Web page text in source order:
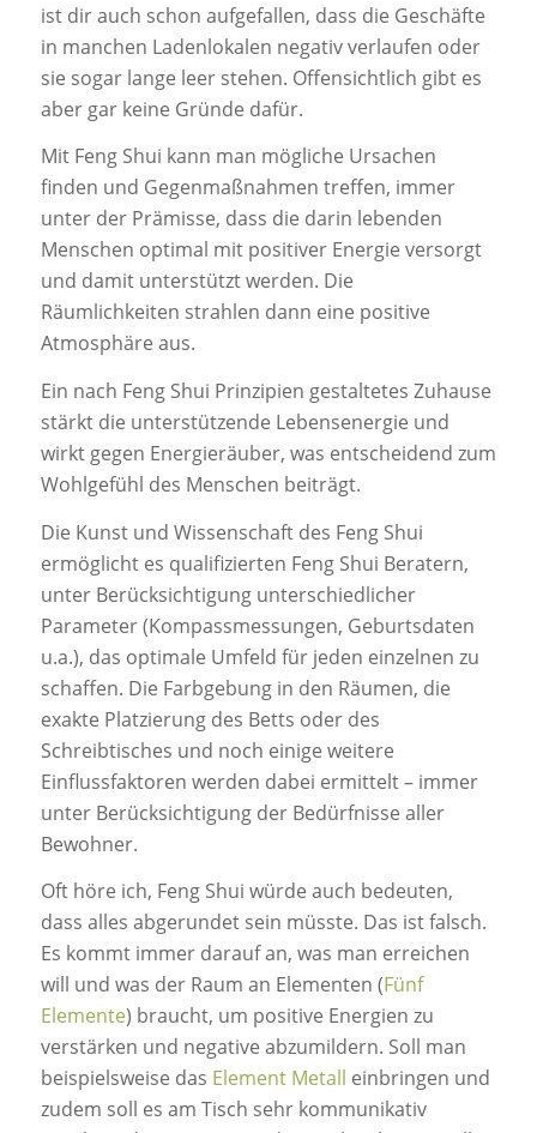
ist dir auch schon aufgefallen, dass die Geschäfte
in manchen Ladenlokalen negativ verlaufen oder
sie sogar lange leer stehen. Offensichtlich gibt es
aber gar keine Gründe dafür.
Mit Feng Shui kann man mögliche Ursachen
finden und Gegenmaßnahmen treffen, immer
unter der Prämisse, dass die darin lebenden
Menschen optimal mit positiver Energie versorgt
und damit unterstützt werden. Die
Räumlichkeiten strahlen dann eine positive
Atmosphäre aus.
Ein nach Feng Shui Prinzipien gestaltetes Zuhause
stärkt die unterstützende Lebensenergie und
wirkt gegen Energieräuber, was entscheidend zum
Wohlgefühl des Menschen beiträgt.
Die Kunst und Wissenschaft des Feng Shui
ermöglicht es qualifizierten Feng Shui Beratern,
unter Berücksichtigung unterschiedlicher
Parameter (Kompassmessungen, Geburtsdaten
u.a.), das optimale Umfeld für jeden einzelnen zu
schaffen. Die Farbgebung in den Räumen, die
exakte Platzierung des Betts oder des
Schreibtisches und noch einige weitere
Einflussfaktoren werden dabei ermittelt – immer
unter Berücksichtigung der Bedürfnisse aller
Bewohner.
Oft höre ich, Feng Shui würde auch bedeuten,
dass alles abgerundet sein müsste. Das ist falsch.
Es kommt immer darauf an, was man erreichen
will und was der Raum an Elementen (Fünf
Elemente) braucht, um positive Energien zu
verstärken und negative abzumildern. Soll man
beispielsweise das Element Metall einbringen und
zudem soll es am Tisch sehr kommunikativ